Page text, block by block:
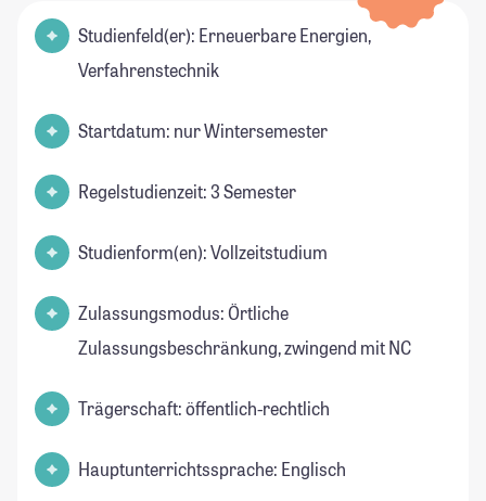
Studienfeld(er): Erneuerbare Energien,
Verfahrenstechnik
Startdatum: nur Wintersemester
Regelstudienzeit: 3 Semester
Studienform(en): Vollzeitstudium
Zulassungsmodus: Örtliche
Zulassungsbeschränkung, zwingend mit NC
Trägerschaft: öffentlich-rechtlich
Hauptunterrichtssprache: Englisch